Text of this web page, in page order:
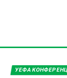
УЕФА